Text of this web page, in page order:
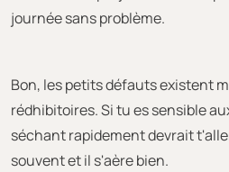
journée sans problème.
Bon, les petits défauts existent
rédhibitoires. Si tu es sensible
séchant rapidement devrait
souvent et il s'aère bien.